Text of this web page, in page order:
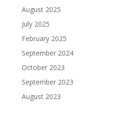
August 2025
July 2025
February 2025
September 2024
October 2023
September 2023
August 2023